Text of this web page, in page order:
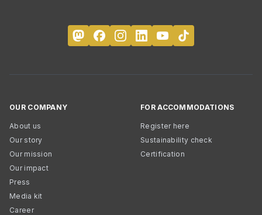
OUR COMPANY
About us
Our story
Our mission
Our impact
Press
Media kit
Career
FOR ACCOMMODATIONS
Register here
Sustainability check
Certification